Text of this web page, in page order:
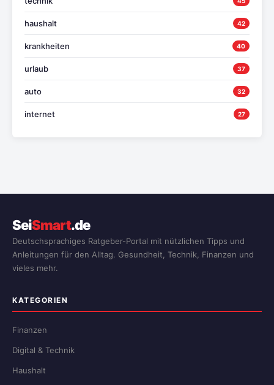
haushalt 42
krankheiten 40
urlaub 37
auto 32
internet 27
SeiSmart.de
Deutschsprachiges Ratgeber-Portal mit nützlichen Tipps und
Anleitungen für den Alltag. Gesundheit, Technik, Finanzen und
vieles mehr.
KATEGORIEN
Finanzen
Digital & Technik
Haushalt